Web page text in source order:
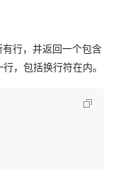
行，并返回一个包含
，包括换行符在内。